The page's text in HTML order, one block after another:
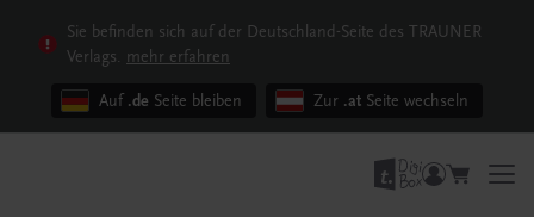
Sie befinden sich auf der Deutschland-Seite des TRAUNER
Verlags. mehr erfahren
Auf .de Seite bleiben Zur .at Seite wechseln